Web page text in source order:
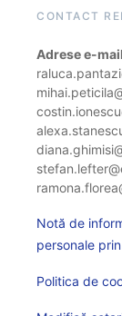
CONTACT
Adrese e-mail
Notă de
personale
Politica de